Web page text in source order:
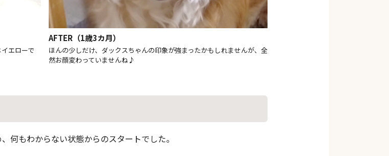
エローで
AFTER（1歳3カ月）
ほんの少しだけ、ダックスちゃんの印象が強まったかもしれませんが、全
然お顔変わっていませんね♪
何もわからない状態からのスタートでした。